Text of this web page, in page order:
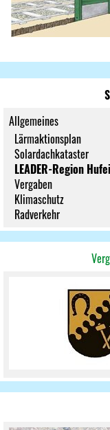
Allgemeines
Lärmaktionsplan
Solardachkataster
LEADER-Region
Vergaben
Klimaschutz
Radverkehr